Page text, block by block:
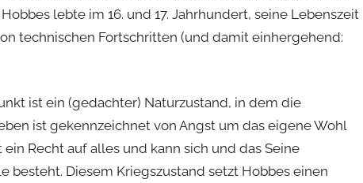
lebte im 16. und 17. Jahrhundert, seine Lebenszeit
technischen Fortschritten (und damit einhergehend:
ist ein (gedachter) Naturzustand, in dem die
ist gekennzeichnet von Angst um das eigene Wohl
Recht auf alles und kann sich und das Seine
besteht. Diesem Kriegszustand setzt Hobbes einen